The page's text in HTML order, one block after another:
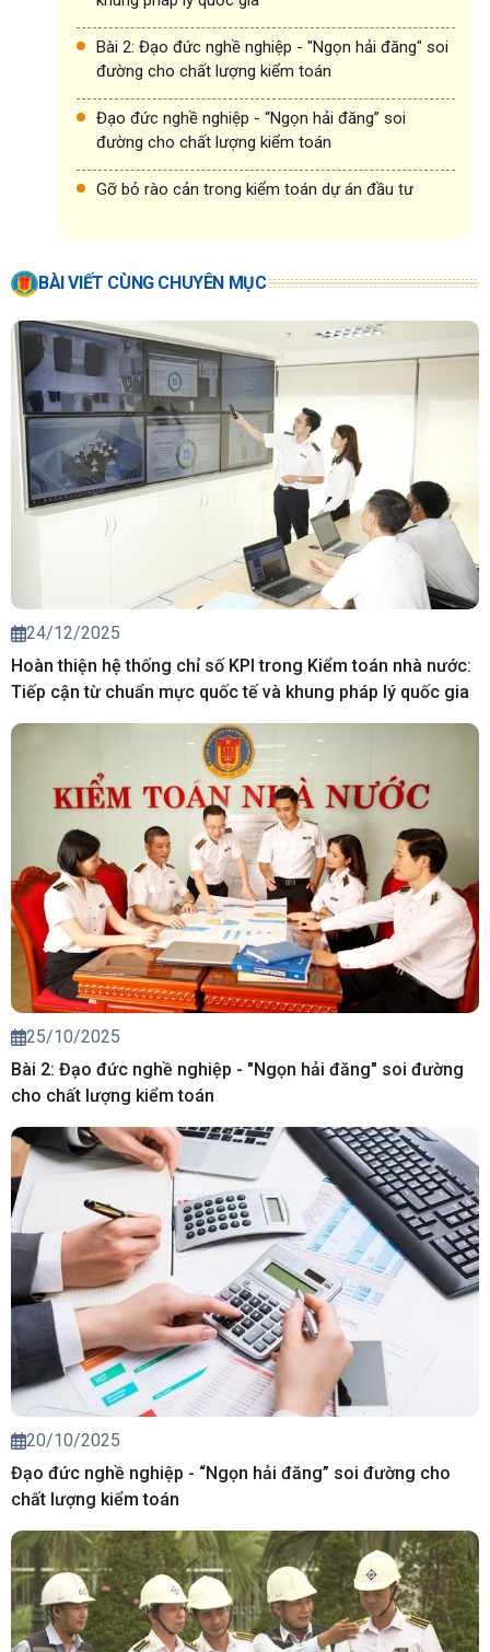
Bài 2: Đạo đức nghề nghiệp - "Ngọn hải đăng" soi
đường cho chất lượng kiểm toán
Đạo đức nghề nghiệp - “Ngọn hải đăng” soi
đường cho chất lượng kiểm toán
Gỡ bỏ rào cản trong kiểm toán dự án đầu tư
BÀI VIẾT CÙNG CHUYÊN MỤC
24/12/2025
Hoàn thiện hệ thống chỉ số KPI trong Kiểm toán nhà nước:
Tiếp cận từ chuẩn mực quốc tế và khung pháp lý quốc gia
25/10/2025
Bài 2: Đạo đức nghề nghiệp - "Ngọn hải đăng" soi đường
cho chất lượng kiểm toán
20/10/2025
Đạo đức nghề nghiệp - “Ngọn hải đăng” soi đường cho
chất lượng kiểm toán